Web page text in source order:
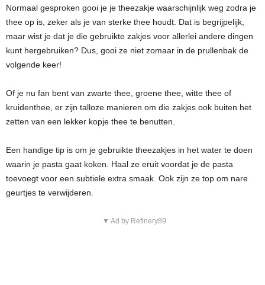
Normaal gesproken gooi je je theezakje waarschijnlijk weg zodra je
thee op is, zeker als je van sterke thee houdt. Dat is begrijpelijk,
maar wist je dat je die gebruikte zakjes voor allerlei andere dingen
kunt hergebruiken? Dus, gooi ze niet zomaar in de prullenbak de
volgende keer!
Of je nu fan bent van zwarte thee, groene thee, witte thee of
kruidenthee, er zijn talloze manieren om die zakjes ook buiten het
zetten van een lekker kopje thee te benutten.
Een handige tip is om je gebruikte theezakjes in het water te doen
waarin je pasta gaat koken. Haal ze eruit voordat je de pasta
toevoegt voor een subtiele extra smaak. Ook zijn ze top om nare
geurtjes te verwijderen.
▼ Ad by Refinery89